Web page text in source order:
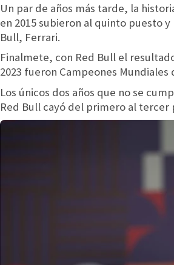
Un par de años más tarde, la
en 2015 subieron al quinto puesto
Bull, Ferrari.
Finalmete, con Red Bull el
2023 fueron Campeones
Los únicos dos años que no se
Red Bull cayó del primero al tercer